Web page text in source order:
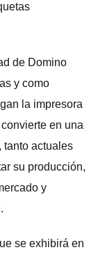
de Domino
y como
la impresora
en una
tanto actuales
su producción,
y
se exhibirá en